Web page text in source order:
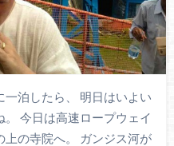
泊したら、 明日はいよい
今日は高速ロープウェイ
上の寺院へ。 ガンジス河が